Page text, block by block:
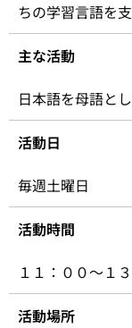
ちの学習言語を
主な活動
日本語を母語と
活動日
毎週土曜日
活動時間
１１：００～１
活動場所